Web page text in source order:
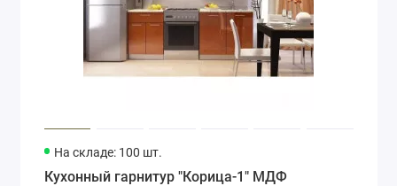
На складе: 100 шт.
Кухонный гарнитур "Корица-1" МДФ